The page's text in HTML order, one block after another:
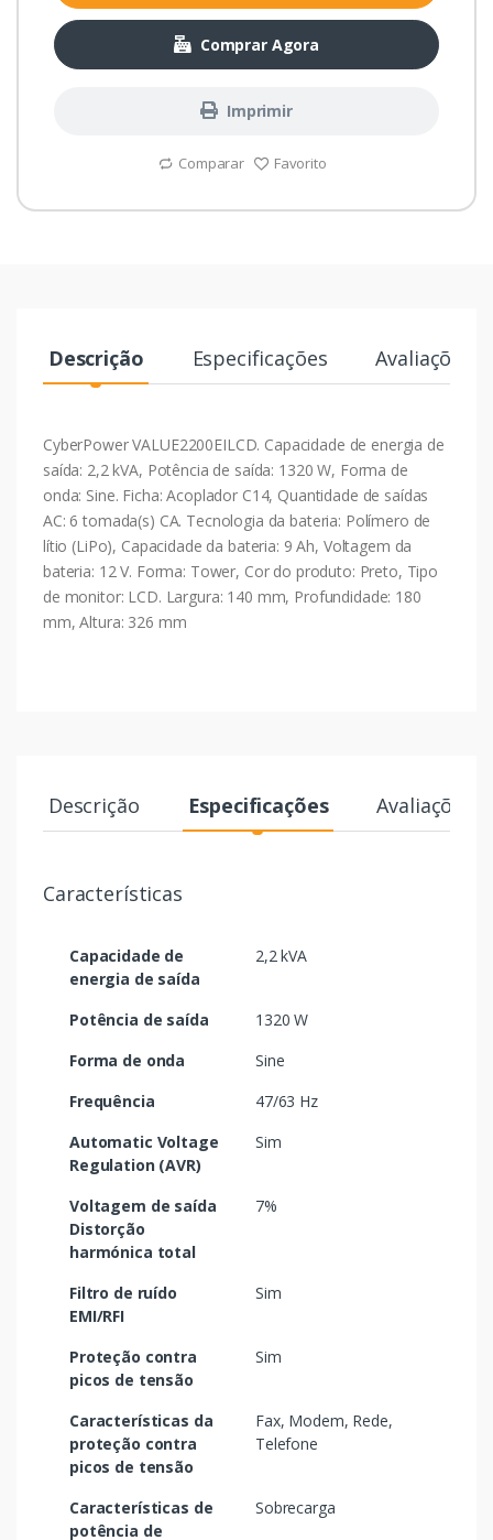
Comprar Agora
Imprimir
Comparar Favorito
Descrição Especificações Avaliações
CyberPower VALUE2200EILCD. Capacidade de energia de
saída: 2,2 kVA, Potência de saída: 1320 W, Forma de
onda: Sine. Ficha: Acoplador C14, Quantidade de saídas
AC: 6 tomada(s) CA. Tecnologia da bateria: Polímero de
lítio (LiPo), Capacidade da bateria: 9 Ah, Voltagem da
bateria: 12 V. Forma: Tower, Cor do produto: Preto, Tipo
de monitor: LCD. Largura: 140 mm, Profundidade: 180
mm, Altura: 326 mm
Descrição Especificações Avaliações
Características
Capacidade de
energia de saída
2,2 kVA
Potência de saída
1320 W
Forma de onda
Sine
Frequência
47/63 Hz
Automatic Voltage
Regulation (AVR)
Sim
Voltagem de saída
Distorção
harmónica total
7%
Filtro de ruído
EMI/RFI
Sim
Proteção contra
picos de tensão
Sim
Características da
proteção contra
picos de tensão
Fax, Modem, Rede,
Telefone
Características de
potência de
Sobrecarga